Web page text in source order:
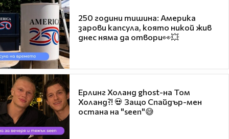
250 години тишина: Америка
зарови капсула, която никой жив
днес няма да отвори👀💥
Ерлинг Холанд ghost-на Том
Холанд?! 💀 Защо Спайдър-мен
остана на "seen"😅